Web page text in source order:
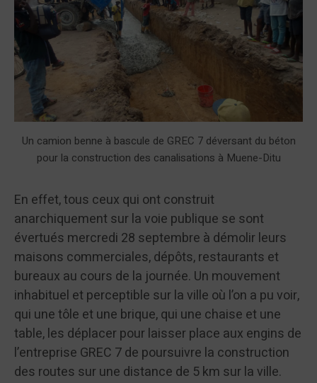
Un camion benne à bascule de GREC 7 déversant du béton
pour la construction des canalisations à Muene-Ditu
En effet, tous ceux qui ont construit
anarchiquement sur la voie publique se sont
évertués mercredi 28 septembre à démolir leurs
maisons commerciales, dépôts, restaurants et
bureaux au cours de la journée. Un mouvement
inhabituel et perceptible sur la ville où l’on a pu voir,
qui une tôle et une brique, qui une chaise et une
table, les déplacer pour laisser place aux engins de
l’entreprise GREC 7 de poursuivre la construction
des routes sur une distance de 5 km sur la ville.